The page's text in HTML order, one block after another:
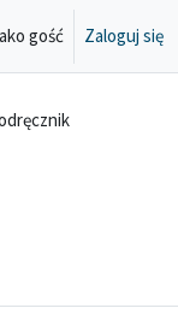
gość Zaloguj się